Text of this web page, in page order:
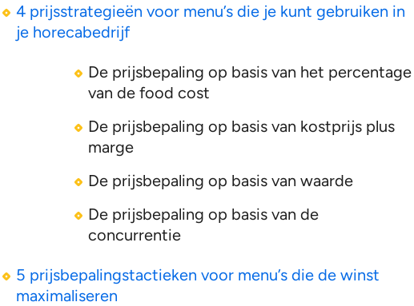
4 prijsstrategieën voor menu’s die je kunt gebruiken in
je horecabedrijf
De prijsbepaling op basis van het percentage
van de food cost
De prijsbepaling op basis van kostprijs plus
marge
De prijsbepaling op basis van waarde
De prijsbepaling op basis van de
concurrentie
5 prijsbepalingstactieken voor menu’s die de winst
maximaliseren